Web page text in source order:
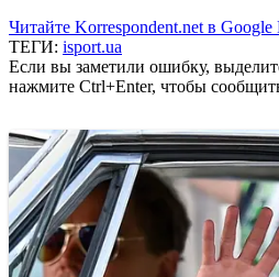
Читайте Korrespondent.net в Google
ТЕГИ: isport.ua
Если вы заметили ошибку,
нажмите Ctrl+Enter, чтобы